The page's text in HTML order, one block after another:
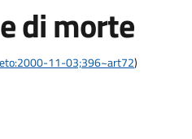
di morte
11-03;396~art72)